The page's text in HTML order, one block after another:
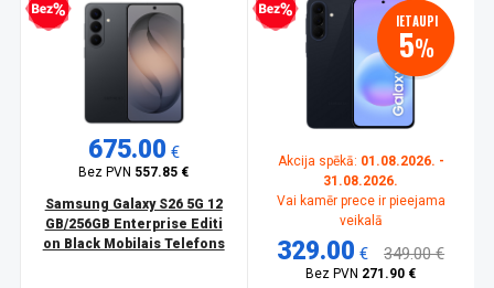
kredīts
675.00 €
Bez PVN 557.85 €
Samsung Galaxy S26 5G 12
GB/256GB Enterprise Editi
on Black Mobilais Telefons
Bezprocentu kredīts IETAUPI
5%
Akcija spēkā: 01.08.2026. -
31.08.2026.
Vai kamēr prece ir pieejama
veikalā
329.00 € 349.00 €
Bez PVN 271.90 €